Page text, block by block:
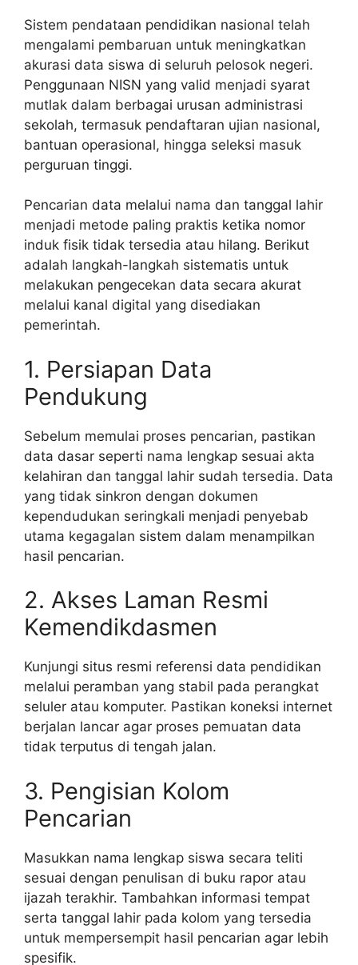
Sistem pendataan pendidikan nasional telah
mengalami pembaruan untuk meningkatkan
akurasi data siswa di seluruh pelosok negeri.
Penggunaan NISN yang valid menjadi syarat
mutlak dalam berbagai urusan administrasi
sekolah, termasuk pendaftaran ujian nasional,
bantuan operasional, hingga seleksi masuk
perguruan tinggi.
Pencarian data melalui nama dan tanggal lahir
menjadi metode paling praktis ketika nomor
induk fisik tidak tersedia atau hilang. Berikut
adalah langkah-langkah sistematis untuk
melakukan pengecekan data secara akurat
melalui kanal digital yang disediakan
pemerintah.
1. Persiapan Data
Pendukung
Sebelum memulai proses pencarian, pastikan
data dasar seperti nama lengkap sesuai akta
kelahiran dan tanggal lahir sudah tersedia. Data
yang tidak sinkron dengan dokumen
kependudukan seringkali menjadi penyebab
utama kegagalan sistem dalam menampilkan
hasil pencarian.
2. Akses Laman Resmi
Kemendikdasmen
Kunjungi situs resmi referensi data pendidikan
melalui peramban yang stabil pada perangkat
seluler atau komputer. Pastikan koneksi internet
berjalan lancar agar proses pemuatan data
tidak terputus di tengah jalan.
3. Pengisian Kolom
Pencarian
Masukkan nama lengkap siswa secara teliti
sesuai dengan penulisan di buku rapor atau
ijazah terakhir. Tambahkan informasi tempat
serta tanggal lahir pada kolom yang tersedia
untuk mempersempit hasil pencarian agar lebih
spesifik.